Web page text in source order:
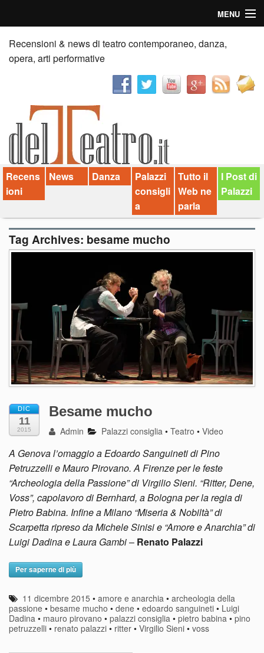
MENU
Home
Recensioni
News
Palazzi consiglia
Video
Chi siamo
Contatti
Recensioni & news di teatro contemporaneo, danza,
opera, arti performative
Recens
ioni
News Danza
Palazzi
consigli
a
Tutto il
Web ne
parla
I Post di
Palazzi
Tag Archives: besame mucho
DIC
11
2015
Besame mucho
Admin Palazzi consiglia •Teatro •Video
A Genova l’omaggio a Edoardo Sanguineti di Pino
Petruzzelli e Mauro Pirovano. A Firenze per le feste
“Archeologia della Passione” di Virgilio Sieni. “Ritter, Dene,
Voss”, capolavoro di Bernhard, a Bologna per la regia di
Pietro Babina. Infine a Milano “Miseria & Nobiltà” di
Scarpetta ripreso da Michele Sinisi e “Amore e Anarchia” di
Luigi Dadina e Laura Gambi– Renato Palazzi
Per saperne di più
11 dicembre 2015 •amore e anarchia •archeologia della
passione • besame mucho • dene • edoardo sanguineti • Luigi
Dadina • mauro pirovano • palazzi consiglia • pietro babina • pino
petruzzelli • renato palazzi • ritter • Virgilio Sieni • voss